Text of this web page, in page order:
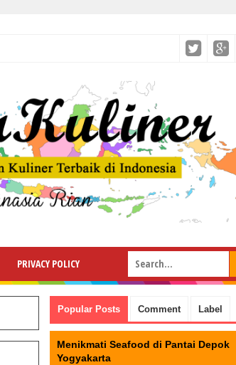
PRIVACY POLICY
Popular Posts Comment Label
Menikmati Seafood di Pantai Depok
Yogyakarta